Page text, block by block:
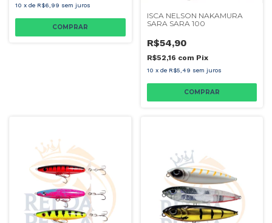
10 x de R$6,99 sem juros
COMPRAR
ISCA NELSON NAKAMURA
SARA SARA 100
R$54,90
R$52,16 com Pix
10 x de R$5,49 sem juros
COMPRAR